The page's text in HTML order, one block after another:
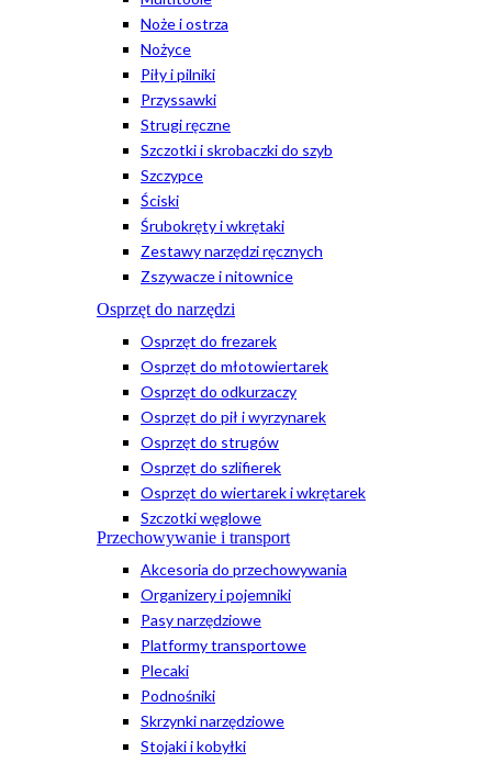
Noże i ostrza
Nożyce
Piły i pilniki
Przyssawki
Strugi ręczne
Szczotki i skrobaczki do szyb
Szczypce
Ściski
Śrubokręty i wkrętaki
Zestawy narzędzi ręcznych
Zszywacze i nitownice
Osprzęt do narzędzi
Osprzęt do frezarek
Osprzęt do młotowiertarek
Osprzęt do odkurzaczy
Osprzęt do pił i wyrzynarek
Osprzęt do strugów
Osprzęt do szlifierek
Osprzęt do wiertarek i wkrętarek
Szczotki węglowe
Przechowywanie i transport
Akcesoria do przechowywania
Organizery i pojemniki
Pasy narzędziowe
Platformy transportowe
Plecaki
Podnośniki
Skrzynki narzędziowe
Stojaki i kobyłki